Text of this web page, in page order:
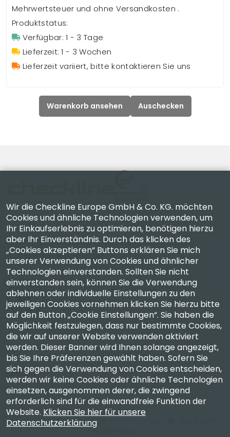
Mehrwertsteuer und ohne Versandkosten .
Produktstatus:
Verfügbar: 1 - 3 Tage
Lieferzeit: 1 - 3 Wochen
Lieferzeit variiert, bitte kontaktieren Sie uns
Warenkorb ansehen Auschecken
Checkline Europe GmbH & Co. KG. — Spezialisten für
Lieferung, Kalibrierung, Zertifizierung und Reparatur
hochpräziser Messgeräte.
Unternehmen
Konto
Kontakt
Copyright 2003 - 2026 Checkline Europe
vorbehalten
Wir die Checkline Europe GmbH & Co. KG. möchten
Cookies und ähnliche Technologien verwenden, um
Ihr Einkaufserlebnis zu optimieren, benötigen hierzu
aber Ihr Einverständnis. Durch das klicken des
„Cookies akzeptieren“ Buttons erklären Sie mich
unserer Verwendung von Cookies und ähnlicher
Technologien einverstanden. Sollten Sie nicht
einverstanden sein, können Sie die Verwendung
ablehnen oder individuelle Einstellungen zu den
jeweiligen Cookies vornehmen klicken Sie hierzu bitte
auf den Button „Cookie Einstellungen“. Sie haben die
Möglichkeit festzulegen, dass nur bestimmte Cookies,
die wir auf unserer Website verwenden aktiviert
werden. Dieser Banner wird Ihnen solange angezeigt,
bis Sie Ihre Präferenzen gewählt haben. Sofern Sie
sich gegen die Verwendung von Cookies entscheiden,
werden wir keine Cookies oder ähnliche Technologien
einsetzen, ausgenommen derer, die zwingend
erforderlich sind für die einwandfreie Funktion der
Website. Klicken Sie hier für unsere
Datenschutzerklärung